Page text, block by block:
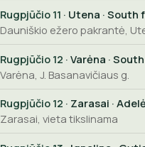
Rugpjūčio 11 · Utena ·
Dauniškio ežero pakrantė,
Rugpjūčio 12 · Varėna ·
Varėna, J. Basanavičiaus g.
Rugpjūčio 12 · Zarasai ·
Zarasai, vieta tikslinama